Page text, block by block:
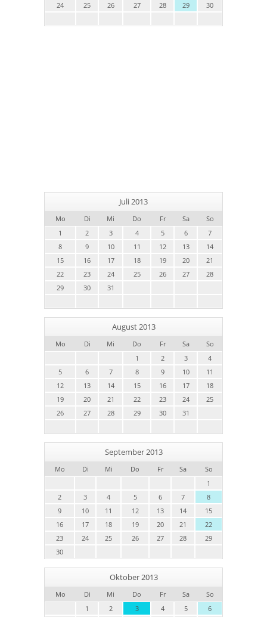
24
25 26 27 28 29 30
Juli 2013
Mo Di Mi Do Fr Sa
So
1
2 3 4 5 6
7
8
9 10 11 12 13
14
15
16 17 18 19 20
21
22
23 24 25 26 27
28
29
30 31
August 2013
Mo Di Mi Do Fr Sa
So
1
2 3
4
5
6 7 8 9 10
11
12
13 14 15 16 17
18
19
20 21 22 23 24
25
26
27 28 29 30 31
September 2013
Mo Di Mi Do Fr Sa
So
1
2
3 4 5 6 7
8
9
10 11 12 13 14
15
16
17 18 19 20 21
22
23
24 25 26 27 28
29
30
Oktober 2013
Mo Di Mi Do Fr Sa
So
1
2 3 4 5 6